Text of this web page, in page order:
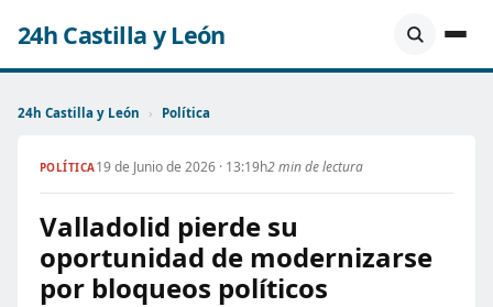
24h Castilla y León
24h Castilla y León › Política
POLÍTICA19 de Junio de 2026 · 13:19h2 min de lectura
Valladolid pierde su
oportunidad de modernizarse
por bloqueos políticos